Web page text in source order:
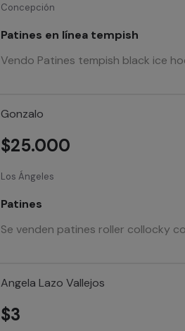
Concepción
Patines en línea tempish
Vendo Patines tempish black ice
Gonzalo
Los Ángeles
Patines
Se venden patines roller collocky
$25.000
Angela Lazo Vallejos
$3